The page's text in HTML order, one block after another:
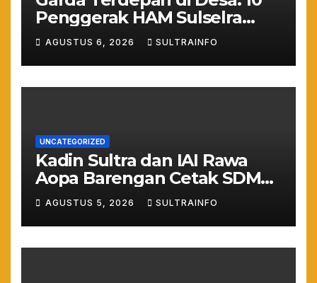
Penggerak HAM Sulselra
Resmi Bertugas Mengawal
Asta Cita Prabowo
AGUSTUS 6, 2026 SULTRAINFO
UNCATEGORIZED
Kadin Sultra dan IAI Rawa
Aopa Barengan Cetak SDM
Siap Kerja dan Wirausaha
Muda
AGUSTUS 5, 2026 SULTRAINFO